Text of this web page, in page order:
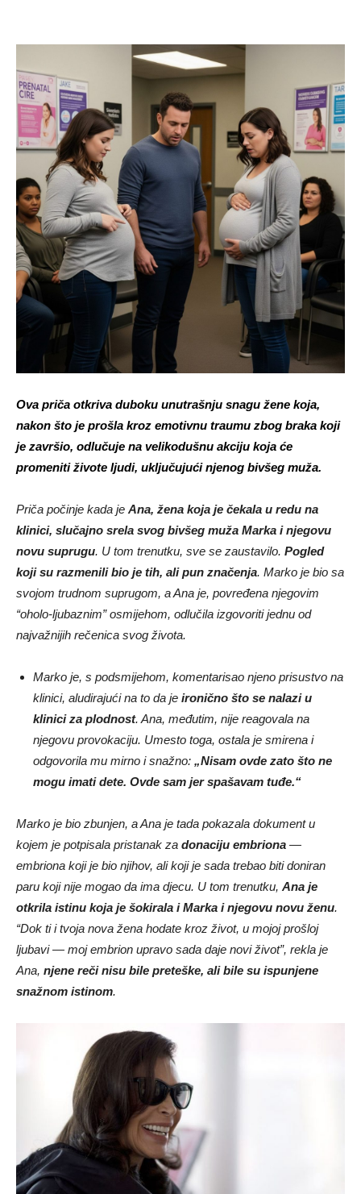
Ova priča otkriva duboku unutrašnju snagu žene koja,
nakon što je prošla kroz emotivnu traumu zbog braka koji
je završio, odlučuje na velikodušnu akciju koja će
promeniti živote ljudi, uključujući njenog bivšeg muža.
Priča počinje kada je Ana, žena koja je čekala u redu na
klinici, slučajno srela svog bivšeg muža Marka i njegovu
novu suprugu. U tom trenutku, sve se zaustavilo. Pogled
koji su razmenili bio je tih, ali pun značenja. Marko je bio sa
svojom trudnom suprugom, a Ana je, povređena njegovim
“oholo-ljubaznim” osmijehom, odlučila izgovoriti jednu od
najvažnijih rečenica svog života.
Marko je, s podsmijehom, komentarisao njeno prisustvo na
klinici, aludirajući na to da je ironično što se nalazi u
klinici za plodnost. Ana, međutim, nije reagovala na
njegovu provokaciju. Umesto toga, ostala je smirena i
odgovorila mu mirno i snažno: „Nisam ovde zato što ne
mogu imati dete. Ovde sam jer spašavam tuđe.“
Marko je bio zbunjen, a Ana je tada pokazala dokument u
kojem je potpisala pristanak za donaciju embriona —
embriona koji je bio njihov, ali koji je sada trebao biti doniran
paru koji nije mogao da ima djecu. U tom trenutku, Ana je
otkrila istinu koja je šokirala i Marka i njegovu novu ženu.
“Dok ti i tvoja nova žena hodate kroz život, u mojoj prošloj
ljubavi — moj embrion upravo sada daje novi život”, rekla je
Ana, njene reči nisu bile preteške, ali bile su ispunjene
snažnom istinom.